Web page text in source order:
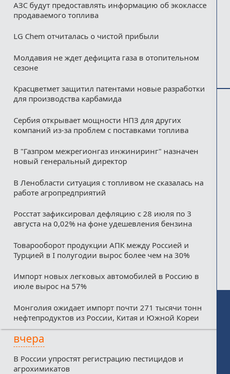
АЗС будут предоставлять информацию об экоклассе
продаваемого топлива
LG Chem отчиталась о чистой прибыли
Молдавия не ждет дефицита газа в отопительном
сезоне
Красцветмет защитил патентами новые разработки
для производства карбамида
Сербия открывает мощности НПЗ для других
компаний из‑за проблем с поставками топлива
В "Газпром межрегионгаз инжиниринг" назначен
новый генеральный директор
В Ленобласти ситуация с топливом не сказалась на
работе агропредприятий
Росстат зафиксировал дефляцию с 28 июля по 3
августа на 0,02% на фоне удешевления бензина
Товарооборот продукции АПК между Россией и
Турцией в I полугодии вырос более чем на 30%
Импорт новых легковых автомобилей в Россию в
июле вырос на 57%
Монголия ожидает импорт почти 271 тысячи тонн
нефтепродуктов из России, Китая и Южной Кореи
вчера
В России упростят регистрацию пестицидов и
агрохимикатов